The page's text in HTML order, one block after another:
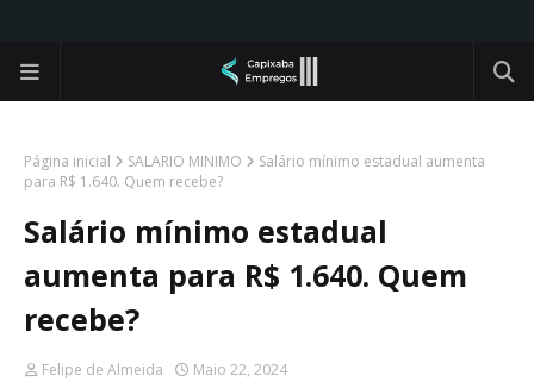
Página inicial SALARIO MINIMO
Salário mínimo estadual aumenta
para R$ 1.640. Quem recebe?
Salário mínimo estadual
aumenta para R$ 1.640. Quem
recebe?
Felipe de Almeida Maio 22, 2024